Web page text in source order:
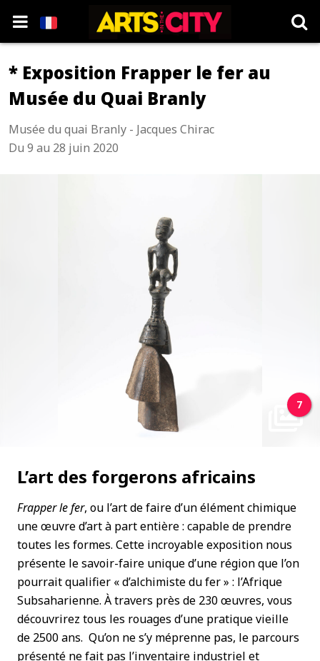
* Exposition Frapper le fer au
Musée du Quai Branly
Musée du quai Branly - Jacques Chirac
Du 9 au 28 juin 2020
7
L’art des forgerons africains
Frapper le fer, ou l’art de faire d’un élément chimique
une œuvre d’art à part entière : capable de prendre
toutes les formes. Cette incroyable exposition nous
présente le savoir-faire unique d’une région que l’on
pourrait qualifier « d’alchimiste du fer » : l’Afrique
Subsaharienne. À travers près de 230 œuvres, vous
découvrirez tous les rouages d’une pratique vieille
de 2500 ans. Qu’on ne s’y méprenne pas, le parcours
présenté ne fait pas l’inventaire industriel et